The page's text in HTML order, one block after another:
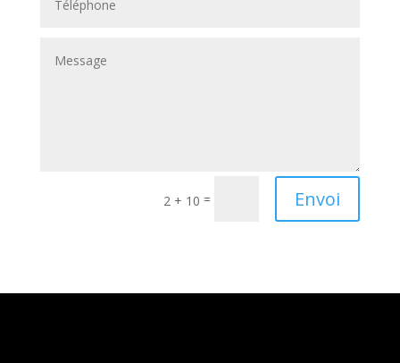
2 + 10 = Envoi